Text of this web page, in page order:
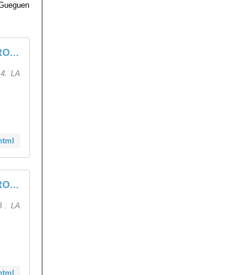
Course FFC, LA GUEROULDE - 03 Mai 2026 - Access 4
LA
Course FFC, LA GUEROULDE - 03 Mai 2026 - Access 3
. LA